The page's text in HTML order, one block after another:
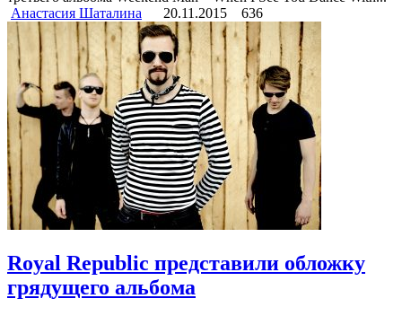
Анастасия Шаталина
20.11.2015 636
Royal Republic представили обложку
грядущего альбома